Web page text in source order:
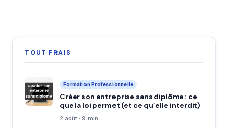
TOUT FRAIS
Formation Professionnelle
Créer son entreprise sans diplôme : ce
que la loi permet (et ce qu’elle interdit)
2 août · 9 min